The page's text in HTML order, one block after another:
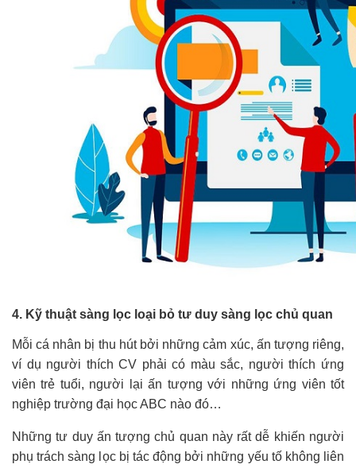
4. Kỹ thuật sàng lọc loại bỏ tư duy sàng lọc chủ quan
Mỗi cá nhân bị thu hút bởi những cảm xúc, ấn tượng riêng,
ví dụ người thích CV phải có màu sắc, người thích ứng
viên trẻ tuổi, người lại ấn tượng với những ứng viên tốt
nghiệp trường đại học ABC nào đó…
Những tư duy ấn tượng chủ quan này rất dễ khiến người
phụ trách sàng lọc bị tác động bởi những yếu tố không liên